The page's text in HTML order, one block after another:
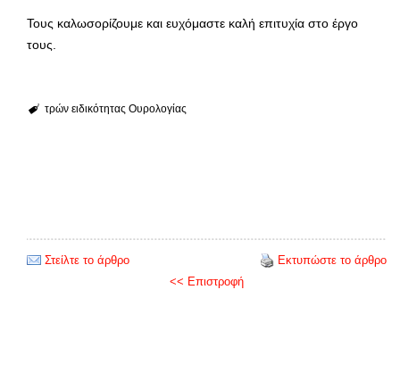
Τους καλωσορίζουμε και ευχόμαστε καλή επιτυχία στο έργο
τους.
τρών ειδικότητας Ουρολογίας
Στείλτε το άρθρο
Εκτυπώστε το άρθρο
<< Επιστροφή